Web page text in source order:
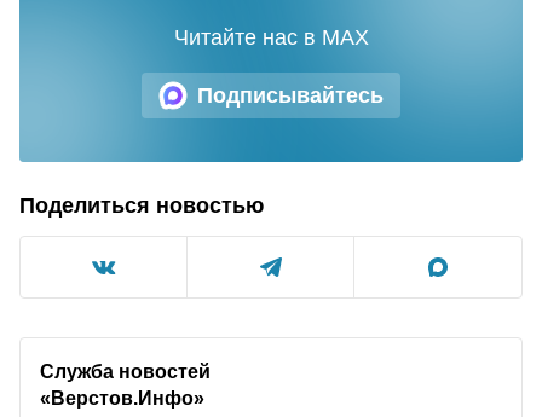
Подписывайтесь
Читайте нас в MAX
Поделиться новостью
Служба новостей
«Верстов.Инфо»